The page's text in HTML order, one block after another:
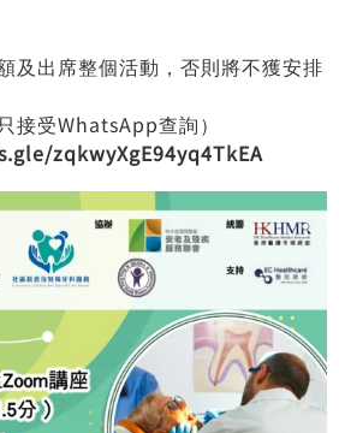
及出席整個活動，否則將不獲安排
接受WhatsApp查詢）
zqkwyXgE94yq4TkEA